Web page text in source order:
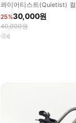
콰이어티스트(Quietist)
츠 자켓 블랙 L(105)
25%30,000원
40,000원
6